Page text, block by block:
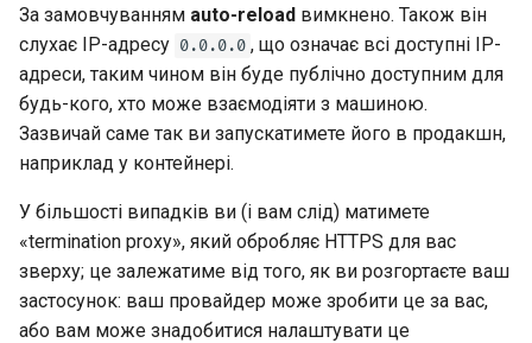
За замовчуванням auto-reload вимкнено. Також він
слухає IP-адресу 0.0.0.0 , що означає всі доступні IP-
адреси, таким чином він буде публічно доступним для
будь-кого, хто може взаємодіяти з машиною.
Зазвичай саме так ви запускатимете його в продакшн,
наприклад у контейнері.
У більшості випадків ви (і вам слід) матимете
«termination proxy», який обробляє HTTPS для вас
зверху; це залежатиме від того, як ви розгортаєте ваш
застосунок: ваш провайдер може зробити це за вас,
або вам може знадобитися налаштувати це